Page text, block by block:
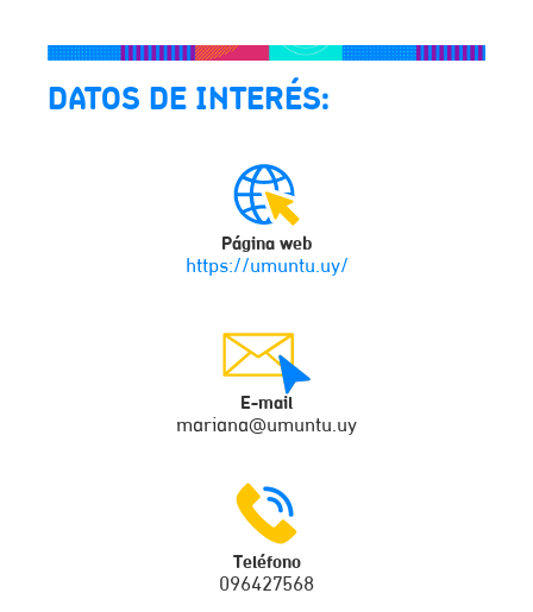
DATOS DE INTERÉS:
Página web
https://umuntu.uy/
E-mail
mariana@umuntu.uy
Teléfono
096427568